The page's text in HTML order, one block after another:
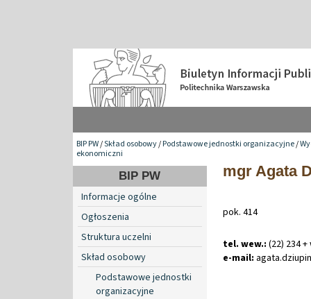
BIP PW/Skład osobowy/Podstawowe jednostki organizacyjne/
ekonomiczni
BIP PW
Informacje ogólne
Ogłoszenia
Struktura uczelni
Skład osobowy
Podstawowe jednostki
organizacyjne
mgr Agata
pok. 414
tel. wew.: (22) 234
e-mail: agata.